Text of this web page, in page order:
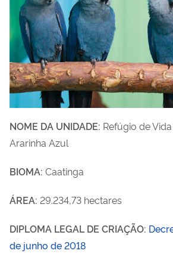
NOME DA UNIDADE: Refúgio de
Ararinha Azul
BIOMA: Caatinga
ÁREA: 29.234,73 hectares
DIPLOMA LEGAL DE CRIAÇÃO:
de junho de 2018